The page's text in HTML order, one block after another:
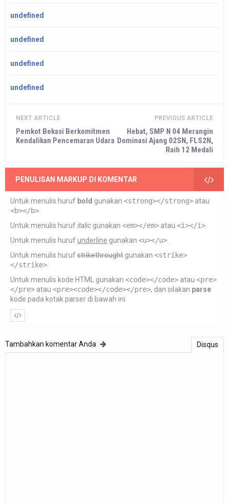
undefined
undefined
undefined
undefined
NEXT ARTICLE
Pemkot Bekasi Berkomitmen
Kendalikan Pencemaran Udara
PREVIOUS ARTICLE
Hebat, SMP N 04 Merangin
Dominasi Ajang 02SN, FLS2N,
Raih 12 Medali
PENULISAN MARKUP DI KOMENTAR
Untuk menulis huruf bold gunakan <strong></strong> atau
<b></b>
Untuk menulis hurufitalic gunakan <em></em> atau <i></i>
Untuk menulis hurufunderline gunakan <u></u>
Untuk menulis hurufstrikethrought gunakan <strike>
</strike>
Untuk menulis kode HTML gunakan <code></code> atau <pre>
</pre> atau <pre><code></code></pre>, dan silakan parse
kode pada kotak parser di bawah ini.
Disqus
Tambahkan komentar Anda